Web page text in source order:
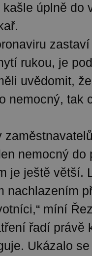
úplně do
rukou, je
uvědomit,
nemocný, tak
nemocný do
je ještě větší.
nachlazením
míní
řadí právě
Ukázalo